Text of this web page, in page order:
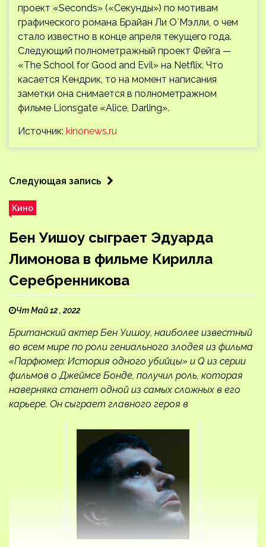
проект «Seconds» («Секунды») по мотивам
графического романа Брайан Ли О`Мэлли, о чем
стало известно в конце апреля текущего года.
Следующий полнометражный проект Фейга —
«The School for Good and Evil» на Netflix. Что
касается Кендрик, то на момент написания
заметки она снимается в полнометражном
фильме Lionsgate «Alice, Darling».
Источник: kinonews.ru
Следующая запись
Кино
Бен Уишоу сыграет Эдуарда
Лимонова в фильме Кирилла
Серебренникова
Чт Май 12 , 2022
Британский актер Бен Уишоу, наиболее известный
во всем мире по роли гениального злодея из фильма
«Парфюмер: История одного убийцы» и Q из серии
фильмов о Джеймсе Бонде, получил роль, которая
наверняка станет одной из самых сложных в его
карьере. Он сыграет главного героя в